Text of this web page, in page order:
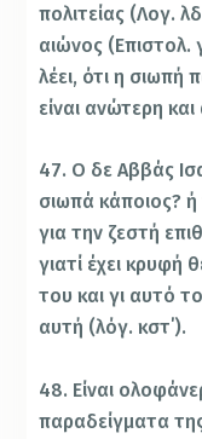
πολιτείας (Λογ.
αιώνος (Επιστολ.
λέει, ότι η σιωπή
είναι ανώτερη
47. Ο δε Αββάς
σιωπά κάποιος?
για την ζεστή
γιατί έχει κρυφή
του και γι αυτό
αυτή (λόγ. κστ΄).
48. Είναι
παραδείγματα της